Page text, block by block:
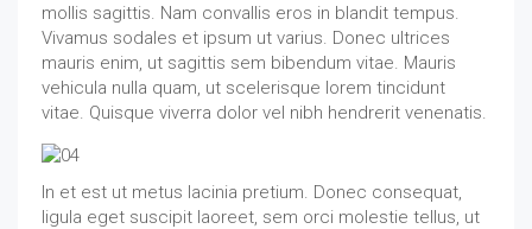
mollis sagittis. Nam convallis eros in blandit tempus.
Vivamus sodales et ipsum ut varius. Donec ultrices
mauris enim, ut sagittis sem bibendum vitae. Mauris
vehicula nulla quam, ut scelerisque lorem tincidunt
vitae. Quisque viverra dolor vel nibh hendrerit venenatis.
In et est ut metus lacinia pretium. Donec consequat,
ligula eget suscipit laoreet, sem orci molestie tellus, ut